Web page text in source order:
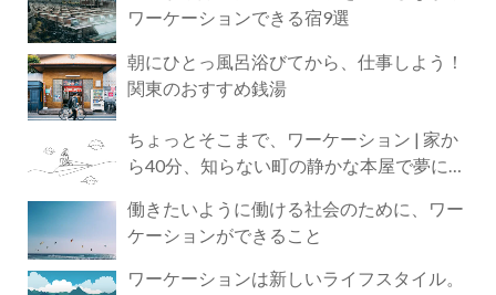
ワーケーションできる宿9選
朝にひとっ風呂浴びてから、仕事しよう！
関東のおすすめ銭湯
ちょっとそこまで、ワーケーション | 家か
ら40分、知らない町の静かな本屋で夢に近
働きたいように働ける社会のために、ワー
ケーションができること
ワーケーションは新しいライフスタイル。